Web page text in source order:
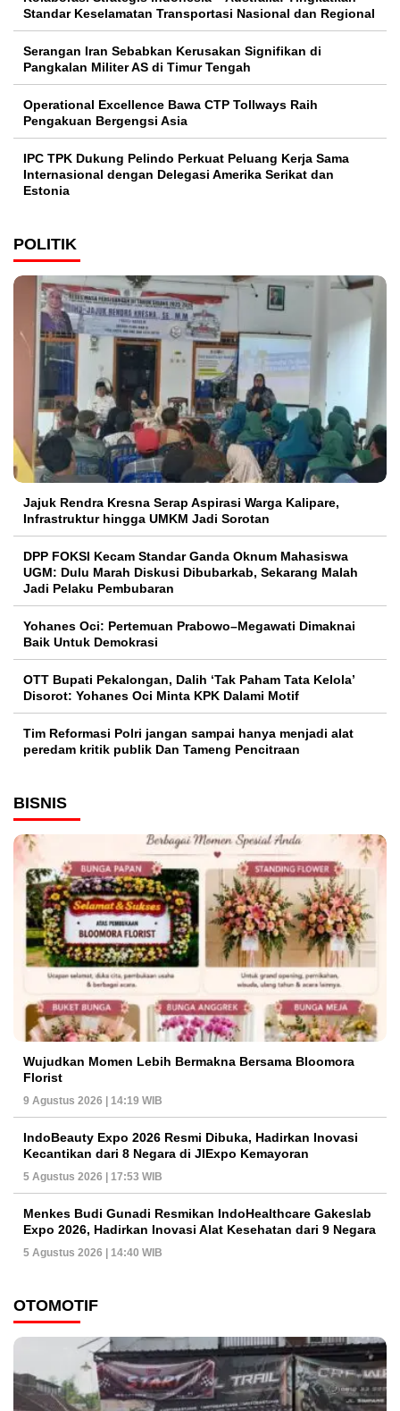
Standar Keselamatan Transportasi Nasional dan Regional
Serangan Iran Sebabkan Kerusakan Signifikan di
Pangkalan Militer AS di Timur Tengah
Operational Excellence Bawa CTP Tollways Raih
Pengakuan Bergengsi Asia
IPC TPK Dukung Pelindo Perkuat Peluang Kerja Sama
Internasional dengan Delegasi Amerika Serikat dan
Estonia
POLITIK
Jajuk Rendra Kresna Serap Aspirasi Warga Kalipare,
Infrastruktur hingga UMKM Jadi Sorotan
DPP FOKSI Kecam Standar Ganda Oknum Mahasiswa
UGM: Dulu Marah Diskusi Dibubarkab, Sekarang Malah
Jadi Pelaku Pembubaran
Yohanes Oci: Pertemuan Prabowo–Megawati Dimaknai
Baik Untuk Demokrasi
OTT Bupati Pekalongan, Dalih ‘Tak Paham Tata Kelola’
Disorot: Yohanes Oci Minta KPK Dalami Motif
Tim Reformasi Polri jangan sampai hanya menjadi alat
peredam kritik publik Dan Tameng Pencitraan
BISNIS
Wujudkan Momen Lebih Bermakna Bersama Bloomora
Florist
9 Agustus 2026 | 14:19 WIB
IndoBeauty Expo 2026 Resmi Dibuka, Hadirkan Inovasi
Kecantikan dari 8 Negara di JIExpo Kemayoran
5 Agustus 2026 | 17:53 WIB
Menkes Budi Gunadi Resmikan IndoHealthcare Gakeslab
Expo 2026, Hadirkan Inovasi Alat Kesehatan dari 9 Negara
5 Agustus 2026 | 14:40 WIB
OTOMOTIF